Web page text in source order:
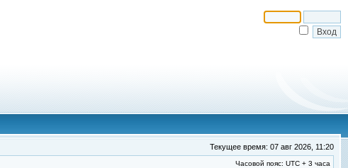
Текущее время: 07 авг 2026, 11:20
Часовой пояс: UTC + 3 часа